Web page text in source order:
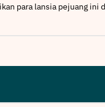
para lansia pejuang